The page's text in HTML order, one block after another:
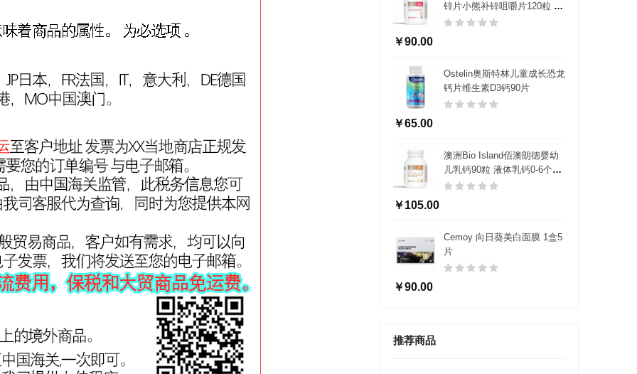
锌片小熊补锌咀嚼片120粒 1-
12岁 食欲好身体棒维生素
￥90.00
Ostelin奥斯特林儿童成长恐龙
钙片维生素D3钙90片
￥65.00
澳洲Bio Island佰澳朗德婴幼
儿乳钙90粒 液体乳钙0-6个月
及以上易吸收复合型
￥105.00
Cemoy 向日葵美白面膜 1盒5
片
￥90.00
推荐商品